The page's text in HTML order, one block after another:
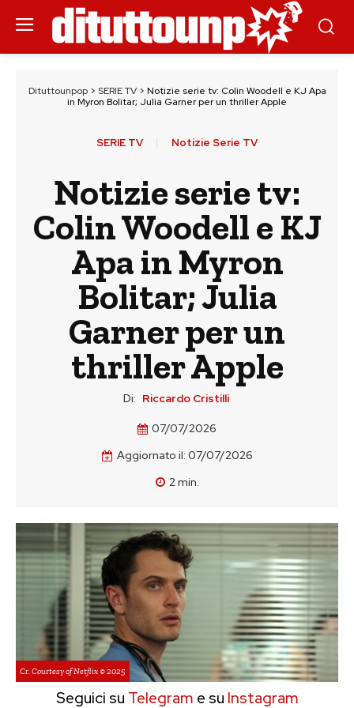
Dituttounpop> SERIE TV> Notizie serie tv: Colin Woodell e KJ Apa
in Myron Bolitar; Julia Garner per un thriller Apple
SERIE TV Notizie Serie TV
Notizie serie tv:
Colin Woodell e KJ
Apa in Myron
Bolitar; Julia
Garner per un
thriller Apple
Di: Riccardo Cristilli
07/07/2026
Aggiornato il: 07/07/2026
2min.
Cr. Courtesy of Netflix © 2025
Seguici su Telegram e su Instagram